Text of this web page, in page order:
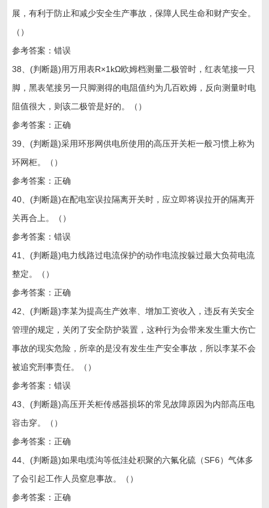
展，有利于防止和减少安全生产事故，保障人民生命和财产安全。
（）
参考答案：错误
38、(判断题)用万用表R×1kΩ欧姆档测量二极管时，红表笔接一只
脚，黑表笔接另一只脚测得的电阻值约为几百欧姆，反向测量时电
阻值很大，则该二极管是好的。（）
参考答案：正确
39、(判断题)采用环形网供电所使用的高压开关柜一般习惯上称为
环网柜。（）
参考答案：正确
40、(判断题)在配电室误拉隔离开关时，应立即将误拉开的隔离开
关再合上。（）
参考答案：错误
41、(判断题)电力线路过电流保护的动作电流按躲过最大负荷电流
整定。（）
参考答案：正确
42、(判断题)李某为提高生产效率、增加工资收入，违反有关安全
管理的规定，关闭了安全防护装置，这种行为会带来发生重大伤亡
事故的现实危险，所幸的是没有发生生产安全事故，所以李某不会
被追究刑事责任。（）
参考答案：错误
43、(判断题)高压开关柜传感器损坏的常见故障原因为内部高压电
容击穿。（）
参考答案：正确
44、(判断题)如果电缆沟等低洼处积聚的六氟化硫（SF6）气体多
了会引起工作人员窒息事故。（）
参考答案：正确